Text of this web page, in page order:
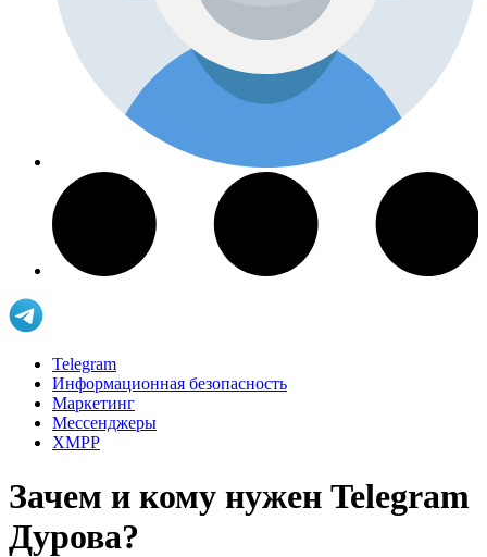
Telegram
Информационная безопасность
Маркетинг
Мессенджеры
XMPP
Зачем и кому нужен Telegram
Дурова?